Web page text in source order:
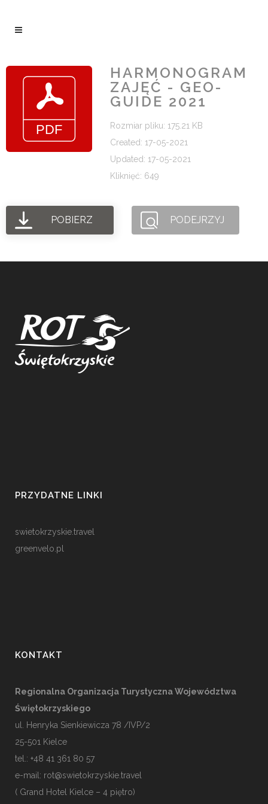
HARMONOGRAM
ZAJĘĆ - GEO-
GUIDE 2021
Rozmiar pliku: 175.21 KB
Created: 17-05-2021
Updated: 17-05-2021
Kliknięć: 649
POBIERZ PODEJRZYJ
PRZYDATNE LINKI
swietokrzyskie.travel
greenvelo.pl
KONTAKT
Regionalna Organizacja Turystyczna Województwa
Świętokrzyskiego
ul. Henryka Sienkiewicza 78 /IVP/2
25-501 Kielce
tel.: +48 41 361 80 57
e-mail: rot@swietokrzyskie.travel
( Grand Hotel Kielce – 4 piętro)